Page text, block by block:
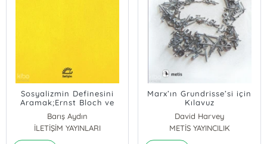
Sosyalizmin Definesini
Aramak;Ernst Bloch ve
Hikmet Kıvılcımlı'da
Sosyalizm, Din, Kültür ve
Gelenek
Barış Aydın
İLETİŞİM YAYINLARI
Marx’ın Grundrisse’si için
Kılavuz
David Harvey
METİS YAYINCILIK